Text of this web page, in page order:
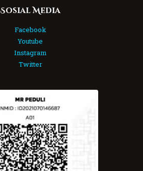
Sosial Media
Facebook
Youtube
Instagram
Twitter